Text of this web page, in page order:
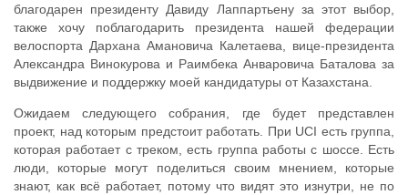
благодарен президенту Давиду Лаппартьену за этот выбор,
также хочу поблагодарить президента нашей федерации
велоспорта Дархана Амановича Калетаева, вице-президента
Александра Винокурова и Раимбека Анваровича Баталова за
выдвижение и поддержку моей кандидатуры от Казахстана.
Ожидаем следующего собрания, где будет представлен
проект, над которым предстоит работать. При UCI есть группа,
которая работает с треком, есть группа работы с шоссе. Есть
люди, которые могут поделиться своим мнением, которые
знают, как всё работает, потому что видят это изнутри, не по